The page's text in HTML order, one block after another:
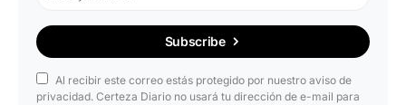
Subscribe
Al recibir este correo estás protegido por nuestro aviso de
privacidad. Certeza Diario no usará tu dirección de e-mail para